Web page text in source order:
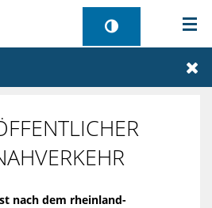
nach dem rheinland-